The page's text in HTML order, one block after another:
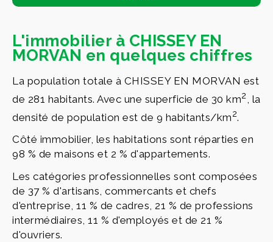
L'immobilier à CHISSEY EN
MORVAN en quelques chiffres
La population totale à CHISSEY EN MORVAN est
de 281 habitants. Avec une superficie de 30 km2
, la
densité de population est de 9 habitants/km2.
Côté immobilier, les habitations sont réparties en
98 % de maisons et 2 % d'appartements.
Les catégories professionnelles sont composées
de 37 % d'artisans, commercants et chefs
d'entreprise, 11 % de cadres, 21 % de professions
intermédiaires, 11 % d'employés et de 21 %
d'ouvriers.